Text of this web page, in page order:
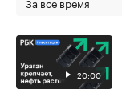
20:00